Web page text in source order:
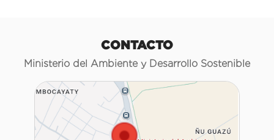
CONTACTO
Ministerio del Ambiente y Desarrollo Sostenible